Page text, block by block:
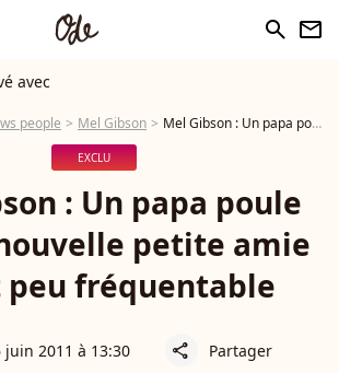
search newsletter
avec
people Mel Gibson Mel Gibson : Un papa poule dont la nouvelle petite amie serait peu fréquentable
EXCLU
: Un papa poule
petite amie
peu fréquentable
juin 2011 à 13:30 share Partager